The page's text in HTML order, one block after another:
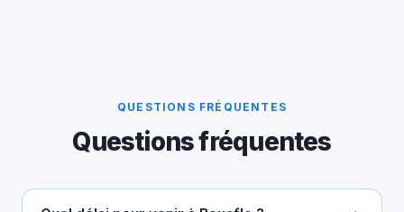
QUESTIONS FRÉQUENTES
Questions fréquentes